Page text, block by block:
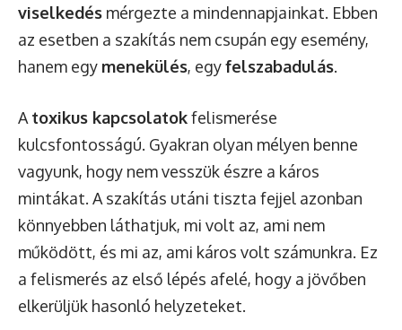
viselkedés mérgezte a mindennapjainkat. Ebben
az esetben a szakítás nem csupán egy esemény,
hanem egy menekülés, egyfelszabadulás.
A toxikus kapcsolatokfelismerése
kulcsfontosságú. Gyakran olyan mélyen benne
vagyunk, hogy nem vesszük észre a káros
mintákat. A szakítás utáni tiszta fejjel azonban
könnyebben láthatjuk, mi volt az, ami nem
működött, és mi az, ami káros volt számunkra. Ez
a felismerés az első lépés afelé, hogy a jövőben
elkerüljük hasonló helyzeteket.